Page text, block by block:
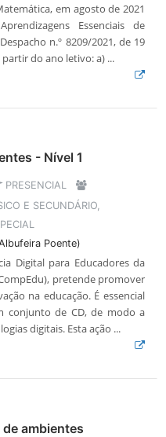
em agosto de 2021
Essenciais de
n.º 8209/2021, de 19
do ano letivo: a) ...
- Nível 1
PRESENCIAL
E SECUNDÁRIO,
Poente)
Digital para Educadores da
pretende promover
na educação. É essencial
conjunto de CD, de modo a
digitais. Esta ação ...
de ambientes